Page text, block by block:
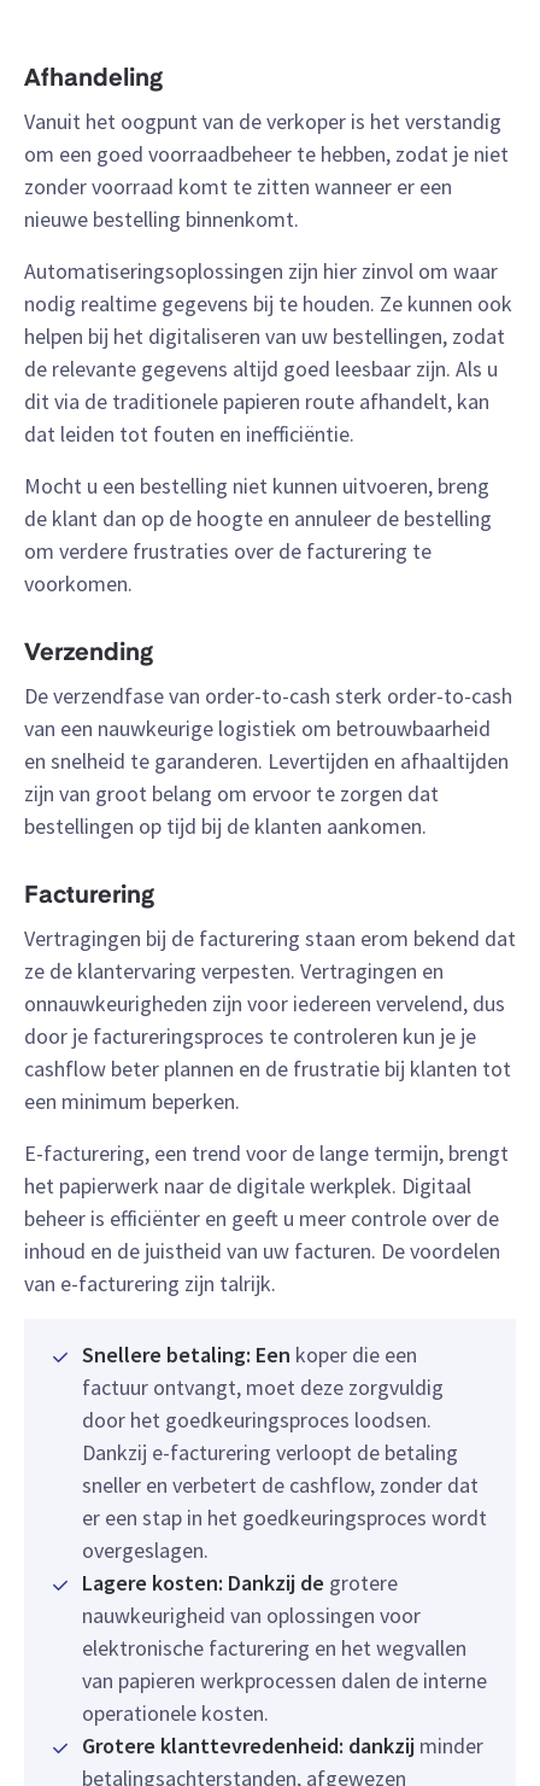
Afhandeling
Vanuit het oogpunt van de verkoper is het verstandig
om een goed voorraadbeheer te hebben, zodat je niet
zonder voorraad komt te zitten wanneer er een
nieuwe bestelling binnenkomt.
Automatiseringsoplossingen zijn hier zinvol om waar
nodig realtime gegevens bij te houden. Ze kunnen ook
helpen bij het digitaliseren van uw bestellingen, zodat
de relevante gegevens altijd goed leesbaar zijn. Als u
dit via de traditionele papieren route afhandelt, kan
dat leiden tot fouten en inefficiëntie.
Mocht u een bestelling niet kunnen uitvoeren, breng
de klant dan op de hoogte en annuleer de bestelling
om verdere frustraties over de facturering te
voorkomen.
Verzending
De verzendfase van order-to-cash sterk order-to-cash
van een nauwkeurige logistiek om betrouwbaarheid
en snelheid te garanderen. Levertijden en afhaaltijden
zijn van groot belang om ervoor te zorgen dat
bestellingen op tijd bij de klanten aankomen.
Facturering
Vertragingen bij de facturering staan erom bekend dat
ze de klantervaring verpesten. Vertragingen en
onnauwkeurigheden zijn voor iedereen vervelend, dus
door je factureringsproces te controleren kun je je
cashflow beter plannen en de frustratie bij klanten tot
een minimum beperken.
E-facturering, een trend voor de lange termijn, brengt
het papierwerk naar de digitale werkplek. Digitaal
beheer is efficiënter en geeft u meer controle over de
inhoud en de juistheid van uw facturen. De voordelen
van e-facturering zijn talrijk.
Snellere betaling: Een koper die een
factuur ontvangt, moet deze zorgvuldig
door het goedkeuringsproces loodsen.
Dankzij e-facturering verloopt de betaling
sneller en verbetert de cashflow, zonder dat
er een stap in het goedkeuringsproces wordt
overgeslagen.
Lagere kosten: Dankzij de grotere
nauwkeurigheid van oplossingen voor
elektronische facturering en het wegvallen
van papieren werkprocessen dalen de interne
operationele kosten.
Grotere klanttevredenheid: dankzij minder
betalingsachterstanden, afgewezen